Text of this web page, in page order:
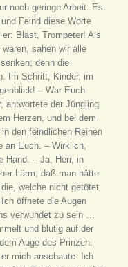
noch geringe Arbeit. Es
Feind diese Worte
er: Blast, Trompeter! Als
sahen wir alle
denn die
Im Schritt, Kinder, im
– War Euch
antwortete der Jüngling
Herzen, und bei dem
den feindlichen Reihen
an Euch. – Wirklich,
Hand. – Ja, Herr, in
Lärm, daß man hätte
welche nicht getötet
öffnete die Augen
verwundet zu sein …
und blutig auf der
Auge des Prinzen.
mich anschaute. Ich